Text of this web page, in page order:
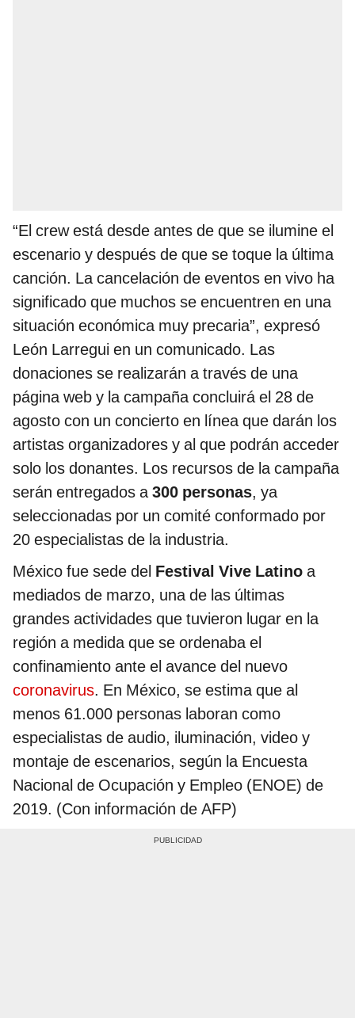
“El crew está desde antes de que se ilumine el
escenario y después de que se toque la última
canción. La cancelación de eventos en vivo ha
significado que muchos se encuentren en una
situación económica muy precaria”, expresó
León Larregui en un comunicado. Las
donaciones se realizarán a través de una
página web y la campaña concluirá el 28 de
agosto con un concierto en línea que darán los
artistas organizadores y al que podrán acceder
solo los donantes. Los recursos de la campaña
serán entregados a300 personas, ya
seleccionadas por un comité conformado por
20 especialistas de la industria.
México fue sede del Festival Vive Latino a
mediados de marzo, una de las últimas
grandes actividades que tuvieron lugar en la
región a medida que se ordenaba el
confinamiento ante el avance del nuevo
coronavirus. En México, se estima que al
menos 61.000 personas laboran como
especialistas de audio, iluminación, video y
montaje de escenarios, según la Encuesta
Nacional de Ocupación y Empleo (ENOE) de
2019. (Con información de AFP)